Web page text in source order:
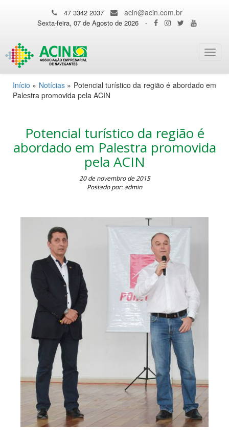
47 3342 2037 acin@acin.com.br
Sexta-feira, 07 de Agosto de 2026 -
Início » Notícias» Potencial turístico da região é abordado em
Palestra promovida pela ACIN
Potencial turístico da região é
abordado em Palestra promovida
pela ACIN
20 de novembro de 2015
Postado por: admin